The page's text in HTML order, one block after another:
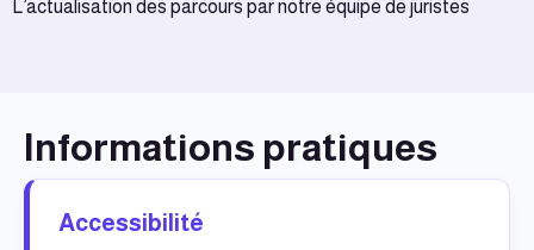
L’actualisation des parcours par notre équipe de juristes
Informations pratiques
Accessibilité